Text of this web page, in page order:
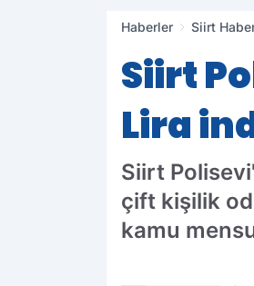
Haberler Siirt
Siirt
Lira
Siirt
çift kişilik
kamu